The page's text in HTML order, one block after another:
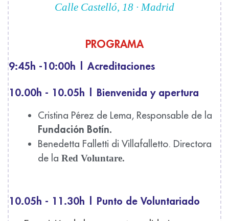
Calle Castelló, 18 · Madrid
PROGRAMA
9:45h -10:00h | Acreditaciones
10.00h - 10.05h | Bienvenida y apertura
Cristina Pérez de Lema, Responsable de la
Fundación Botín.
Benedetta Falletti di Villafalletto. Directora
de la Red Voluntare.
10.05h - 11.30h | Punto de Voluntariado